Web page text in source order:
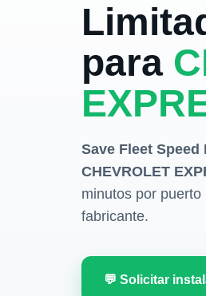
para
Save Fleet Speed
CHEVROLET
minutos por
fabricante.
💬 Solicitar